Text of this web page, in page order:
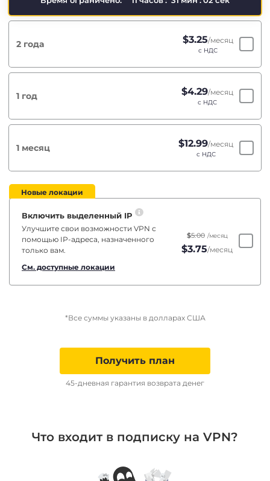
2 года $3.25/месяц
с НДС
1 год $4.29/месяц
с НДС
1 месяц $12.99/месяц
с НДС
Новые локации
Включить выделенный IP
Улучшите свои возможности VPN с
помощью IP-адреса, назначенного
только вам.
См. доступные локации
$5.00 /месяц
$3.75/месяц
*Все суммы указаны в долларах США
Получить план
45-дневная гарантия возврата денег
Что входит в подписку на VPN?